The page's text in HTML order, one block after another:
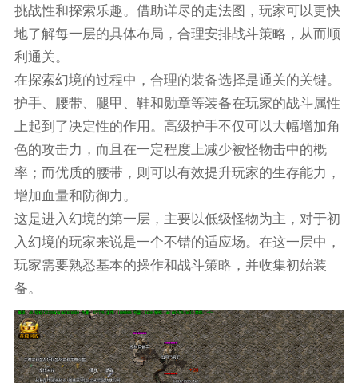
挑战性和探索乐趣。借助详尽的走法图，玩家可以更快
地了解每一层的具体布局，合理安排战斗策略，从而顺
利通关。
在探索幻境的过程中，合理的装备选择是通关的关键。
护手、腰带、腿甲、鞋和勋章等装备在玩家的战斗属性
上起到了决定性的作用。高级护手不仅可以大幅增加角
色的攻击力，而且在一定程度上减少被怪物击中的概
率；而优质的腰带，则可以有效提升玩家的生存能力，
增加血量和防御力。
这是进入幻境的第一层，主要以低级怪物为主，对于初
入幻境的玩家来说是一个不错的适应场。在这一层中，
玩家需要熟悉基本的操作和战斗策略，并收集初始装
备。